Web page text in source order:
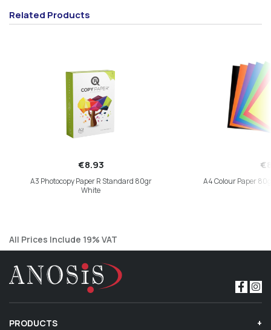
Related Products
€8.93
A3 Photocopy Paper R Standard 80gr
White
A4 Colour Paper
All Prices Include 19% VAT
PRODUCTS